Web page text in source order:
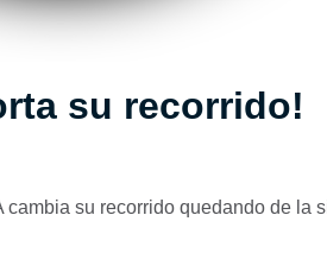
su recorrido!
cambia su recorrido quedando de la